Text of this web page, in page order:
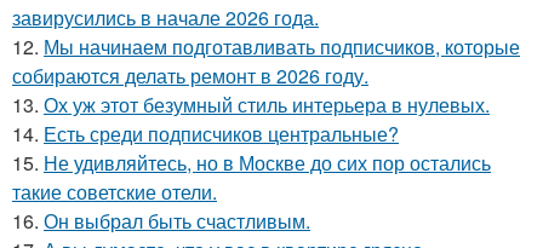
завирусились в начале 2026 года.
12. Мы начинаем подготавливать подписчиков, которые
собираются делать ремонт в 2026 году.
13. Ох уж этот безумный стиль интерьера в нулевых.
14. Есть среди подписчиков центральные?
15. Не удивляйтесь, но в Москве до сих пор остались
такие советские отели.
16. Он выбрал быть счастливым.